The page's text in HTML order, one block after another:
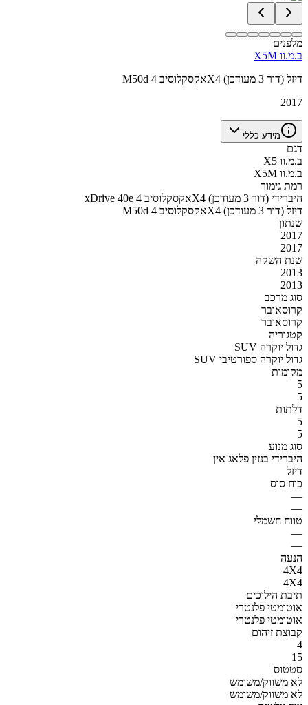
מלפנים
ב.מ.וו X5M
M50d אקסקלוסיב 4X4 דיזל (דור 3 מעודכן)
2017
מידע כללי
דגם
ב.מ.וו X5
ב.מ.וו X5M
רמת גימור
xDrive 40e אקסקלוסיב 4X4 היברידי (דור 3 מעודכן)
M50d אקסקלוסיב 4X4 דיזל (דור 3 מעודכן)
שנתון
2017
2017
שנת השקה
2013
2013
סוג מרכב
קרוסאובר
קרוסאובר
קטגוריה
SUV גדול יוקרה
SUV גדול יוקרה ספורטיבי
מקומות
5
5
דלתות
5
5
סוג מנוע
היברידי בנזין פלאג אין
דיזל
כוח סוס
—
—
טווח חשמלי
—
—
הנעה
4X4
4X4
תיבת הילוכים
אוטומטי פלנטרי
אוטומטי פלנטרי
קבוצת זיהום
4
15
סטטוס
לא משווק/משומש
לא משווק/משומש